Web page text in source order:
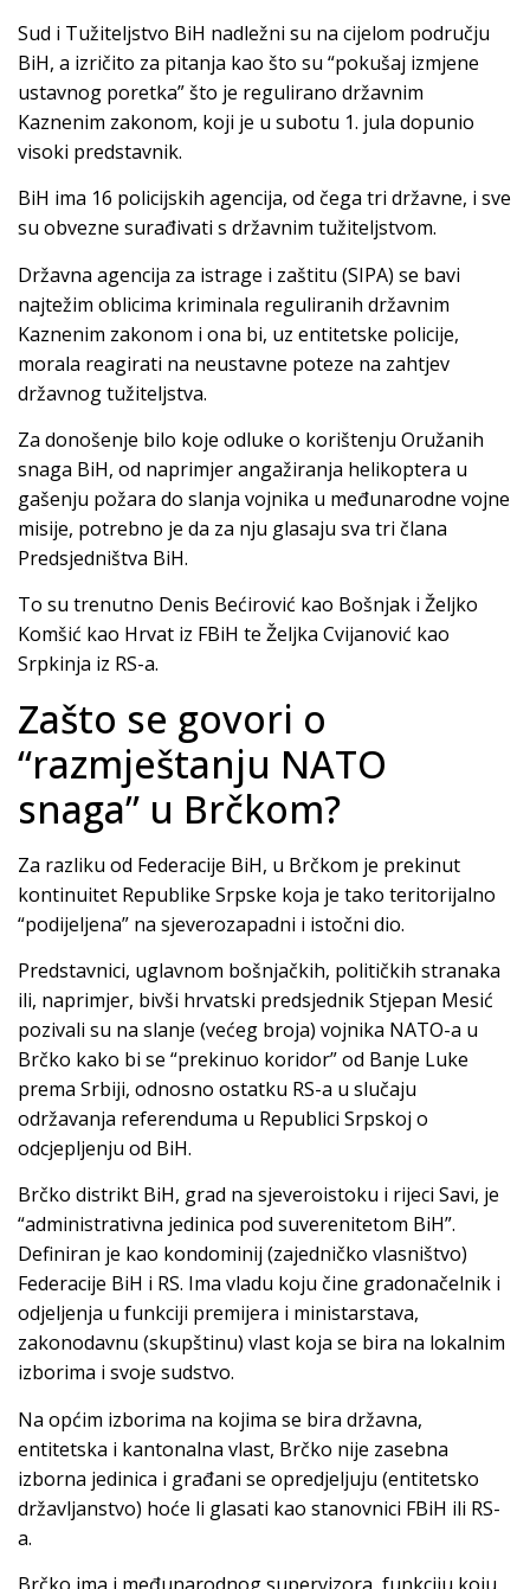
Sud i Tužiteljstvo BiH nadležni su na cijelom području
BiH, a izričito za pitanja kao što su “pokušaj izmjene
ustavnog poretka” što je regulirano državnim
Kaznenim zakonom, koji je u subotu 1. jula dopunio
visoki predstavnik.
BiH ima 16 policijskih agencija, od čega tri državne, i sve
su obvezne surađivati s državnim tužiteljstvom.
Državna agencija za istrage i zaštitu (SIPA) se bavi
najtežim oblicima kriminala reguliranih državnim
Kaznenim zakonom i ona bi, uz entitetske policije,
morala reagirati na neustavne poteze na zahtjev
državnog tužiteljstva.
Za donošenje bilo koje odluke o korištenju Oružanih
snaga BiH, od naprimjer angažiranja helikoptera u
gašenju požara do slanja vojnika u međunarodne vojne
misije, potrebno je da za nju glasaju sva tri člana
Predsjedništva BiH.
To su trenutno Denis Bećirović kao Bošnjak i Željko
Komšić kao Hrvat iz FBiH te Željka Cvijanović kao
Srpkinja iz RS-a.
Zašto se govori o
“razmještanju NATO
snaga” u Brčkom?
Za razliku od Federacije BiH, u Brčkom je prekinut
kontinuitet Republike Srpske koja je tako teritorijalno
“podijeljena” na sjeverozapadni i istočni dio.
Predstavnici, uglavnom bošnjačkih, političkih stranaka
ili, naprimjer, bivši hrvatski predsjednik Stjepan Mesić
pozivali su na slanje (većeg broja) vojnika NATO-a u
Brčko kako bi se “prekinuo koridor” od Banje Luke
prema Srbiji, odnosno ostatku RS-a u slučaju
održavanja referenduma u Republici Srpskoj o
odcjepljenju od BiH.
Brčko distrikt BiH, grad na sjeveroistoku i rijeci Savi, je
“administrativna jedinica pod suverenitetom BiH”.
Definiran je kao kondominij (zajedničko vlasništvo)
Federacije BiH i RS. Ima vladu koju čine gradonačelnik i
odjeljenja u funkciji premijera i ministarstava,
zakonodavnu (skupštinu) vlast koja se bira na lokalnim
izborima i svoje sudstvo.
Na općim izborima na kojima se bira državna,
entitetska i kantonalna vlast, Brčko nije zasebna
izborna jedinica i građani se opredjeljuju (entitetsko
državljanstvo) hoće li glasati kao stanovnici FBiH ili RS-
a.